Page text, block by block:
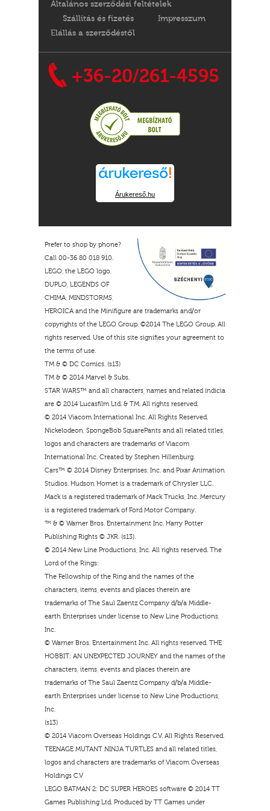
Általános szerződési feltételek
Szállítás és fizetés
Impresszum
Elállás a szerződéstől
+36-20/261-4595
Árukereső.hu
Prefer to shop by phone?
Call 00-36 80 018 910.
LEGO, the LEGO logo,
DUPLO, LEGENDS OF
CHIMA, MINDSTORMS,
HEROICA and the Minifigure are trademarks and/or
copyrights of the LEGO Group. ©2014 The LEGO Group. All
rights reserved. Use of this site signifies your agreement to
the terms of use.
TM & © DC Comics. (s13)
TM & © 2014 Marvel & Subs.
STAR WARS™ and all characters, names and related indicia
are © 2014 Lucasfilm Ltd. & TM. All rights reserved.
© 2014 Viacom International Inc. All Rights Reserved.
Nickelodeon, SpongeBob SquarePants and all related titles,
logos and characters are trademarks of Viacom
International Inc. Created by Stephen Hillenburg.
Cars™ © 2014 Disney Enterprises, Inc. and Pixar Animation
Studios. Hudson Hornet is a trademark of Chrysler LLC.
Mack is a registered trademark of Mack Trucks, Inc. Mercury
is a registered trademark of Ford Motor Company.
™ & © Warner Bros. Entertainment Inc. Harry Potter
Publishing Rights © JKR. (s13).
© 2014 New Line Productions, Inc. All rights reserved. The
Lord of the Rings:
The Fellowship of the Ring and the names of the
characters, items, events and places therein are
trademarks of The Saul Zaentz Company d/b/a Middle-
earth Enterprises under license to New Line Productions,
Inc.
© Warner Bros. Entertainment Inc. All rights reserved. THE
HOBBIT: AN UNEXPECTED JOURNEY and the names of the
characters, items, events and places therein are
trademarks of The Saul Zaentz Company d/b/a Middle-
earth Enterprises under license to New Line Productions,
Inc.
(s13)
© 2014 Viacom Overseas Holdings C.V. All Rights Reserved.
TEENAGE MUTANT NINJA TURTLES and all related titles,
logos and characters are trademarks of Viacom Overseas
Holdings C.V
LEGO BATMAN 2: DC SUPER HEROES software © 2014 TT
Games Publishing Ltd. Produced by TT Games under